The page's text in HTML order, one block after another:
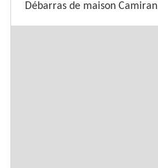
Débarras de maison Camiran